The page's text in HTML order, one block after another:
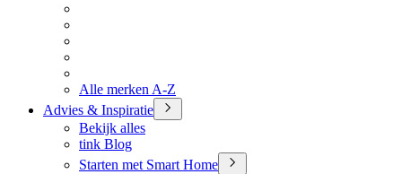
Alle merken A-Z
Advies & Inspiratie
Bekijk alles
tink Blog
Starten met Smart Home